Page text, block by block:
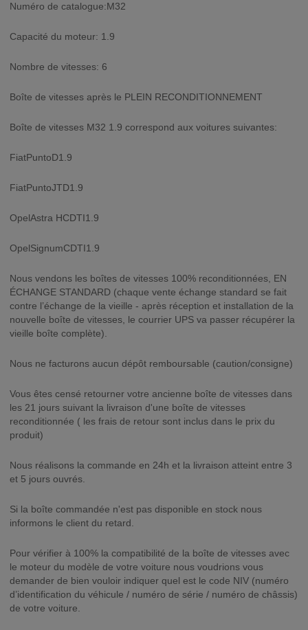
Numéro de catalogue:M32
Capacité du moteur: 1.9
Nombre de vitesses: 6
Boîte de vitesses après le PLEIN RECONDITIONNEMENT
Boîte de vitesses M32 1.9 correspond aux voitures suivantes:
FiatPuntoD1.9
FiatPuntoJTD1.9
OpelAstra HCDTI1.9
OpelSignumCDTI1.9
Nous vendons les boîtes de vitesses 100% reconditionnées, EN
ÉCHANGE STANDARD (chaque vente échange standard se fait
contre l’échange de la vieille - après réception et installation de la
nouvelle boîte de vitesses, le courrier UPS va passer récupérer la
vieille boîte complète).
Nous ne facturons aucun dépôt remboursable (caution/consigne)
Vous êtes censé retourner votre ancienne boîte de vitesses dans
les 21 jours suivant la livraison d'une boîte de vitesses
reconditionnée ( les frais de retour sont inclus dans le prix du
produit)
Nous réalisons la commande en 24h et la livraison atteint entre 3
et 5 jours ouvrés.
Si la boîte commandée n'est pas disponible en stock nous
informons le client du retard.
Pour vérifier à 100% la compatibilité de la boîte de vitesses avec
le moteur du modèle de votre voiture nous voudrions vous
demander de bien vouloir indiquer quel est le code NIV (numéro
d’identification du véhicule / numéro de série / numéro de châssis)
de votre voiture.